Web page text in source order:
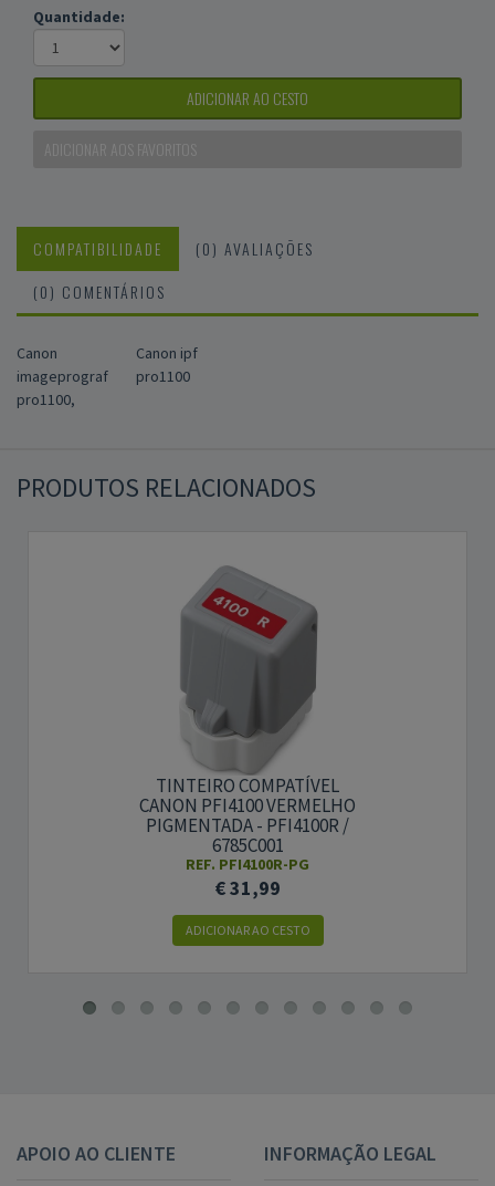
Quantidade:
ADICIONAR AO CESTO
ADICIONAR AOS FAVORITOS
COMPATIBILIDADE
(0) AVALIAÇÕES
(0) COMENTÁRIOS
Canon
imageprograf
pro1100,
Canon ipf
pro1100
PRODUTOS RELACIONADOS
TINTEIRO COMPATÍVEL
CANON PFI4100 VERMELHO
PIGMENTADA - PFI4100R /
6785C001
REF. PFI4100R-PG
€ 31,99
ADICIONAR AO CESTO
APOIO AO CLIENTE INFORMAÇÃO LEGAL